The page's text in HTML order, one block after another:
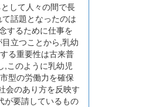
して人々の間で長
話題となったのは
するために仕事を
立つことから,乳幼
る重要性は古来普
,このように乳幼児
型の労働力を確保
会のあり方を反映す
が要請しているもの